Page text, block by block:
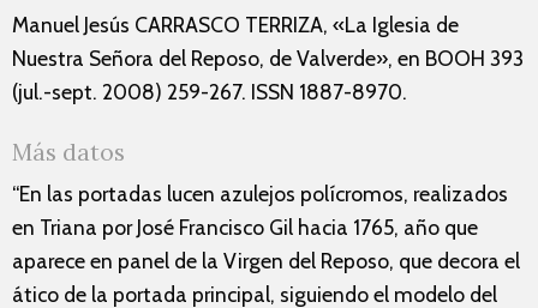
Manuel Jesús CARRASCO TERRIZA, «La Iglesia de
Nuestra Señora del Reposo, de Valverde», en BOOH 393
(jul.-sept. 2008) 259-267. ISSN 1887-8970.
Más datos
“En las portadas lucen azulejos polícromos, realizados
en Triana por José Francisco Gil hacia 1765, año que
aparece en panel de la Virgen del Reposo, que decora el
ático de la portada principal, siguiendo el modelo del